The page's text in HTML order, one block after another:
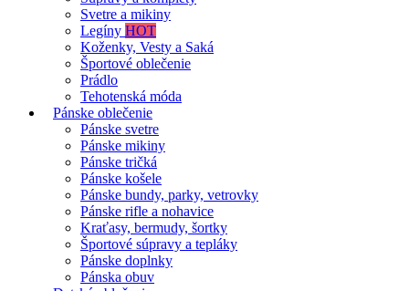
Svetre a mikiny
Legíny HOT
Koženky, Vesty a Saká
Športové oblečenie
Prádlo
Tehotenská móda
Pánske oblečenie
Pánske svetre
Pánske mikiny
Pánske tričká
Pánske košele
Pánske bundy, parky, vetrovky
Pánske rifle a nohavice
Kraťasy, bermudy, šortky
Športové súpravy a tepláky
Pánske doplnky
Pánska obuv